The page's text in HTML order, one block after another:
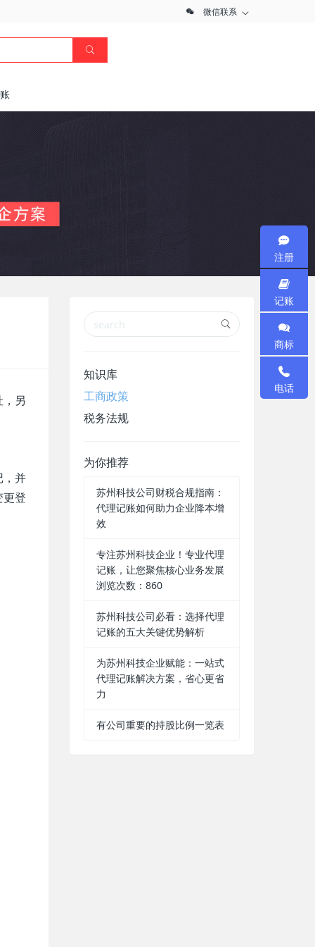
微信联系
另
并
登
知识库
工商政策
税务法规
为你推荐
苏州科技公司财税合规指南：
代理记账如何助力企业降本增
效
专注苏州科技企业！专业代理
记账，让您聚焦核心业务发展
浏览次数：860
苏州科技公司必看：选择代理
记账的五大关键优势解析
为苏州科技企业赋能：一站式
代理记账解决方案，省心更省
力
有公司重要的持股比例一览表
注册
记账
商标
电话